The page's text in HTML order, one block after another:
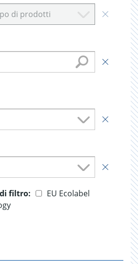
di prodotti
filtro:
EU Ecolabel